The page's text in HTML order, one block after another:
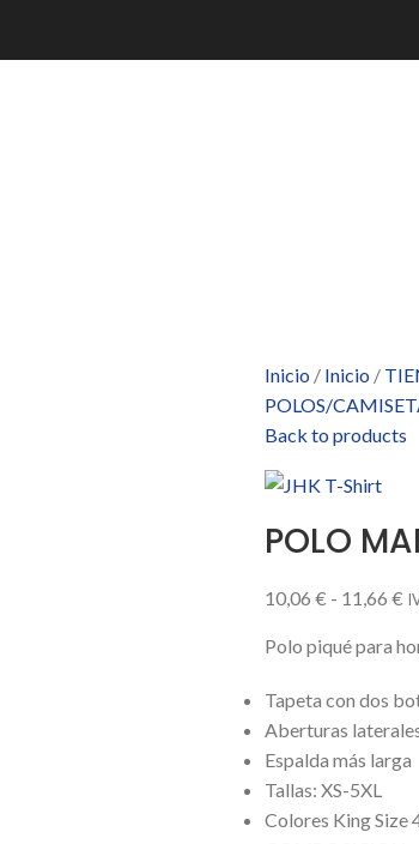
Inicio Inicio
POLOS/
Back to products
POLO
10,06 € - 11,66 €
Polo piqué para
Tapeta con dos
Aberturas
Espalda más larga
Tallas: XS-5XL
Colores King Size